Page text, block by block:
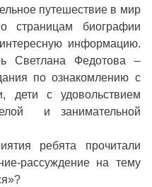
путешествие в мир
биографии
информацию.
Светлана Федотова –
по ознакомлению с
дети с удовольствием
и занимательной
ребята прочитали
рассуждение на тему